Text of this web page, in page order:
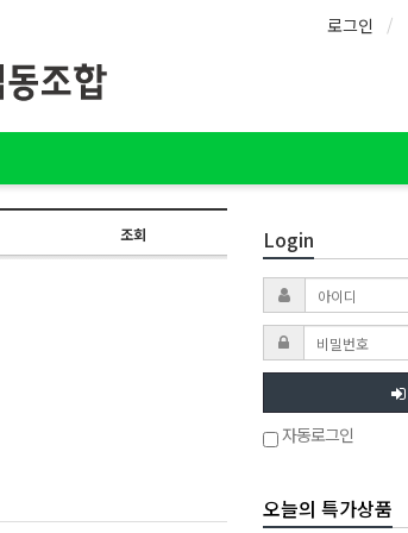
로그인
조회 Login
자동로그인
오늘의 특가상품